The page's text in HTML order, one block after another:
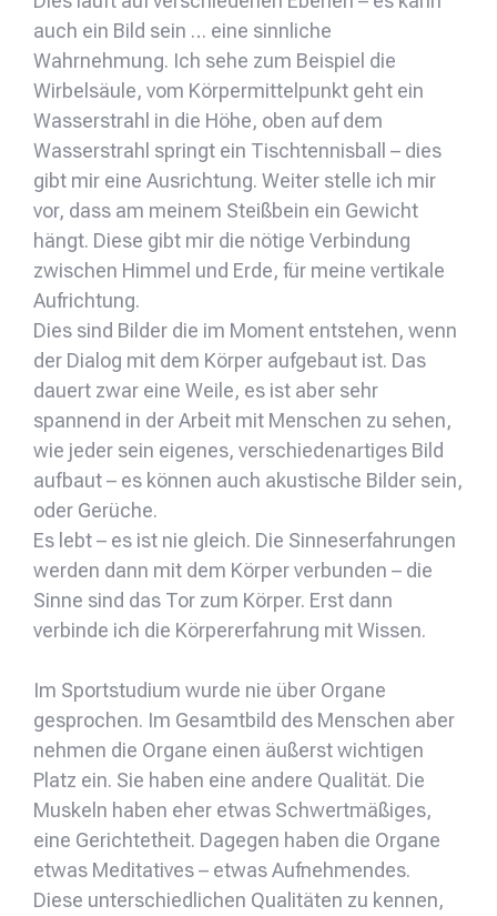
auch ein Bild sein … eine sinnliche
Wahrnehmung. Ich sehe zum Beispiel die
Wirbelsäule, vom Körpermittelpunkt geht ein
Wasserstrahl in die Höhe, oben auf dem
Wasserstrahl springt ein Tischtennisball – dies
gibt mir eine Ausrichtung. Weiter stelle ich mir
vor, dass am meinem Steißbein ein Gewicht
hängt. Diese gibt mir die nötige Verbindung
zwischen Himmel und Erde, für meine vertikale
Aufrichtung.
Dies sind Bilder die im Moment entstehen, wenn
der Dialog mit dem Körper aufgebaut ist. Das
dauert zwar eine Weile, es ist aber sehr
spannend in der Arbeit mit Menschen zu sehen,
wie jeder sein eigenes, verschiedenartiges Bild
aufbaut – es können auch akustische Bilder sein,
oder Gerüche.
Es lebt – es ist nie gleich. Die Sinneserfahrungen
werden dann mit dem Körper verbunden – die
Sinne sind das Tor zum Körper. Erst dann
verbinde ich die Körpererfahrung mit Wissen.
Im Sportstudium wurde nie über Organe
gesprochen. Im Gesamtbild des Menschen aber
nehmen die Organe einen äußerst wichtigen
Platz ein. Sie haben eine andere Qualität. Die
Muskeln haben eher etwas Schwertmäßiges,
eine Gerichtetheit. Dagegen haben die Organe
etwas Meditatives – etwas Aufnehmendes.
Diese unterschiedlichen Qualitäten zu kennen,